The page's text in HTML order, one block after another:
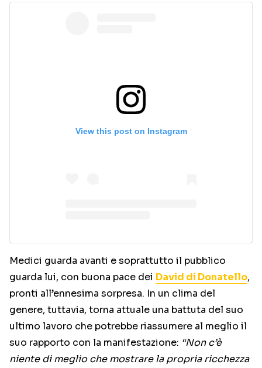
View this post on Instagram
Medici guarda avanti e soprattutto il pubblico
guarda lui, con buona pace dei David di Donatello,
pronti all’ennesima sorpresa. In un clima del
genere, tuttavia, torna attuale una battuta del suo
ultimo lavoro che potrebbe riassumere al meglio il
suo rapporto con la manifestazione: “Non c’è
niente di meglio che mostrare la propria ricchezza